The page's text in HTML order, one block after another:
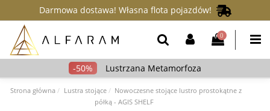
Darmowa dostawa! Własna flota pojazdów!
0
Lustrzana Metamorfoza
Strona główna Lustra stojące
Nowoczesne stojące lustro prostokątne z
półką - AGIS SHELF